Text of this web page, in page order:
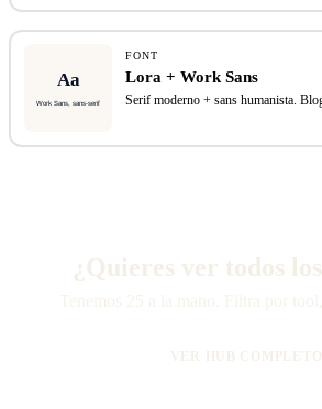
FONT
Lora + Work Sans
Serif moderno + sans humanista.
¿Quieres ver todos
VER HUB COMPLETO